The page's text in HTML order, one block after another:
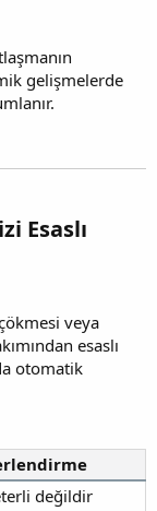
gelişmelerde
Esaslı
veya
esaslı
otomatik
değildir